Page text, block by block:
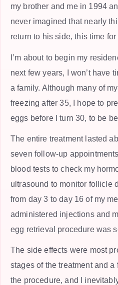
my brother and me in 1994
never imagined that nearly
return to his side, this time
I’m about to begin my
next few years, I won’t have
a family. Although many of
freezing after 35, I hope to
eggs before I turn 30, to be
The entire treatment lasted
seven follow-up
blood tests to check my
ultrasound to monitor follicle
from day 3 to day 16 of my
administered injections and
egg retrieval procedure was
The side effects were most
stages of the treatment and
the procedure, and I